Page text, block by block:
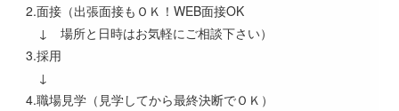
2.面接（出張面接もＯＫ！WEB面接OK
↓ 場所と日時はお気軽にご相談下さい）
3.採用
↓
4.職場見学（見学してから最終決断でＯＫ）